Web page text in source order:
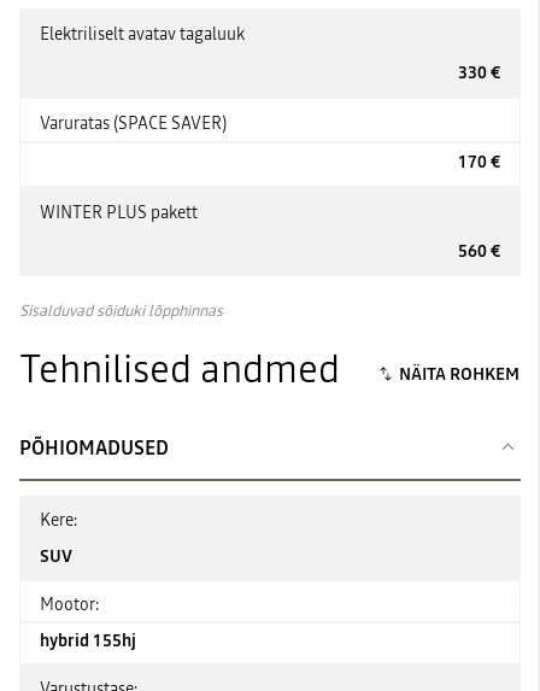
Elektriliselt avatav tagaluuk
330 €
Varuratas (SPACE SAVER)
170 €
WINTER PLUS pakett
560 €
Sisalduvad sõiduki lõpphinnas
Tehnilised andmed
PÕHIOMADUSED
Kere:
SUV
Mootor:
hybrid 155hj